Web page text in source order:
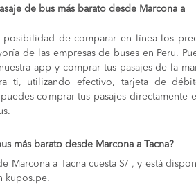
de bus más barato desde Marcona a
posibilidad de comparar en línea los
de las empresas de buses en Peru.
app y comprar tus pasajes de la
ti, utilizando efectivo, tarjeta de
comprar tus pasajes directamente
más barato desde Marcona a Tacna?
Marcona a Tacna cuesta S/ , y está
kupos.pe.